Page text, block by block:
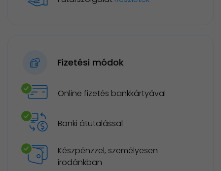
Fizetési módok
Online fizetés bankkártyával
Banki átutalással
Készpénzzel, személyesen
irodánkban